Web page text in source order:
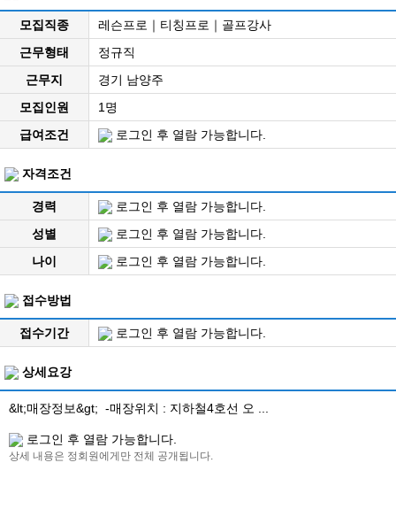
모집직종
레슨프로｜티칭프로｜골프강사
근무형태
정규직
근무지
경기 남양주
모집인원
1명
급여조건
로그인 후 열람 가능합니다.
자격조건
경력
로그인 후 열람 가능합니다.
성별
로그인 후 열람 가능합니다.
나이
로그인 후 열람 가능합니다.
접수방법
접수기간 로그인 후 열람 가능합니다.
상세요강
&lt;매장정보&gt; -매장위치 : 지하철4호선 오 ...
로그인 후 열람 가능합니다.
상세 내용은 정회원에게만 전체 공개됩니다.